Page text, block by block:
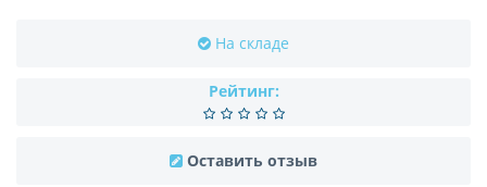
На складе
Рейтинг:
Оставить отзыв